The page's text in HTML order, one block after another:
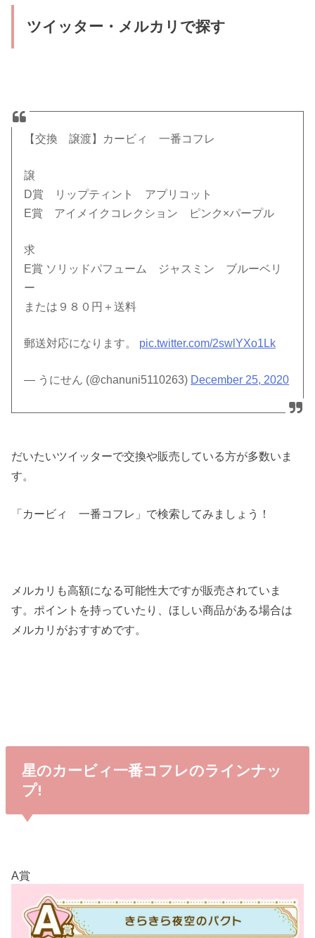
ツイッター・メルカリで探す
【交換 譲渡】カービィ 一番コフレ
譲
D賞 リップティント アプリコット
E賞 アイメイクコレクション ピンク×パープル
求
E賞 ソリッドパフューム ジャスミン ブルーベリ
ー
または９８０円＋送料
郵送対応になります。 pic.twitter.com/2swlYXo1Lk
— うにせん (@chanuni5110263) December 25, 2020
だいたいツイッターで交換や販売している方が多数いま
す。
「カービィ 一番コフレ」で検索してみましょう！
メルカリも高額になる可能性大ですが販売されていま
す。ポイントを持っていたり、ほしい商品がある場合は
メルカリがおすすめです。
星のカービィ一番コフレのラインナッ
プ!
A賞